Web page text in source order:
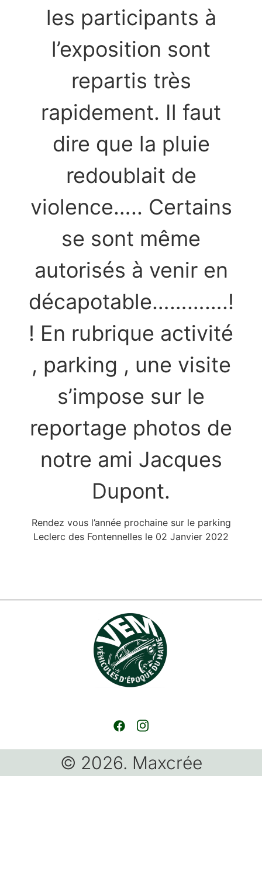
les participants à
l’exposition sont
repartis très
rapidement. Il faut
dire que la pluie
redoublait de
violence….. Certains
se sont même
autorisés à venir en
décapotable………….!
! En rubrique activité
, parking , une visite
s’impose sur le
reportage photos de
notre ami Jacques
Dupont.
Rendez vous l’année prochaine sur le parking
Leclerc des Fontennelles le 02 Janvier 2022
© 2026. Maxcrée